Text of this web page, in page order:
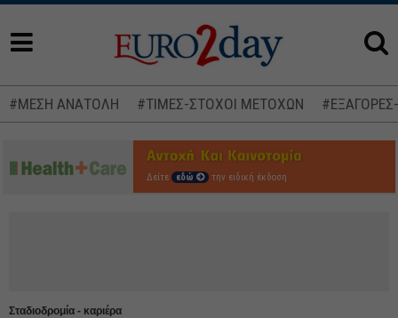
#ΜΕΣΗ ΑΝΑΤΟΛΗ #ΤΙΜΕΣ-ΣΤΟΧΟΙ ΜΕΤΟΧΩΝ
Δείτε εδώ την ειδική έκδοση
Σταδιοδρομία - καριέρα